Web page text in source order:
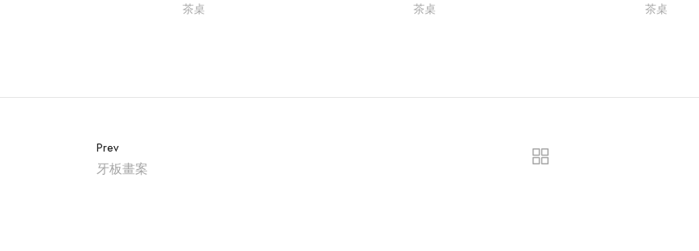
茶桌 茶桌 茶桌
Prev
牙板畫案